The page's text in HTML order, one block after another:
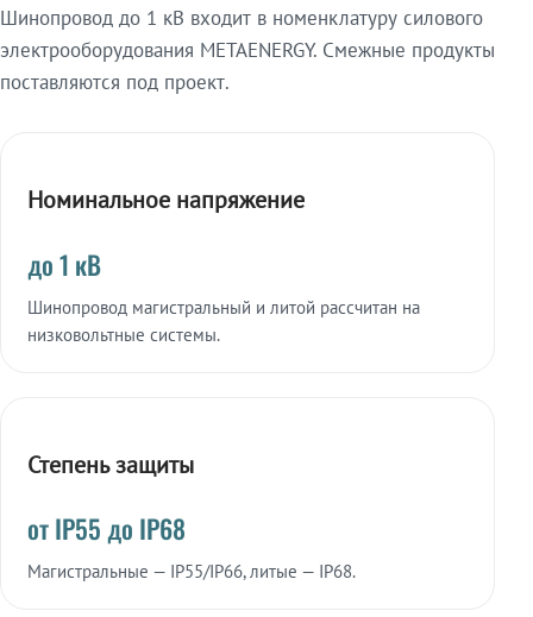
Шинопровод до 1 кВ входит в номенклатуру силового
электрооборудования METAENERGY. Смежные продукты
поставляются под проект.
Номинальное напряжение
до 1 кВ
Шинопровод магистральный и литой рассчитан на
низковольтные системы.
Степень защиты
от IP55 до IP68
Магистральные — IP55/IP66, литые — IP68.